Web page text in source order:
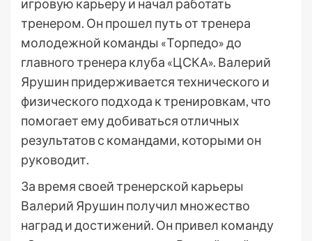
игровую карьеру и начал работать
тренером. Он прошел путь от тренера
молодежной команды «Торпедо» до
главного тренера клуба «ЦСКА». Валерий
Ярушин придерживается технического и
физического подхода к тренировкам, что
помогает ему добиваться отличных
результатов с командами, которыми он
руководит.
За время своей тренерской карьеры
Валерий Ярушин получил множество
наград и достижений. Он привел команду